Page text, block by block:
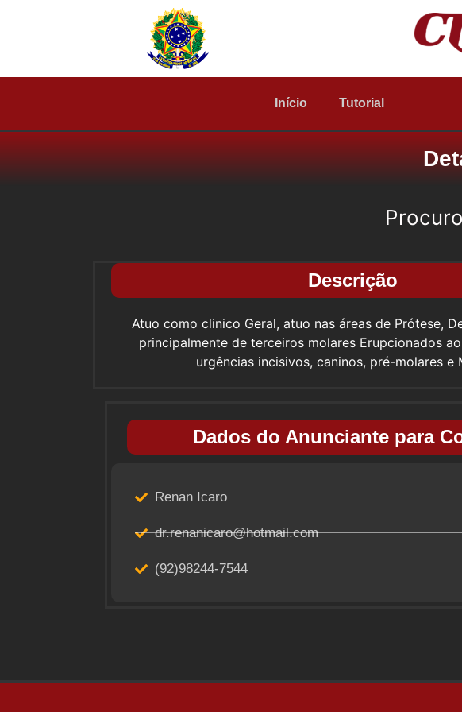
Início Tutorial
Descrição
Atuo como clinico Geral, atuo nas áreas de Prótese,
principalmente de terceiros molares Erupcionados
urgências incisivos, caninos, pré-molares e
Dados do Anunciante para
Renan Icaro
dr.renanicaro@hotmail.com
(92)98244-7544